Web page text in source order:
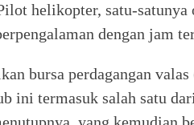
helikopter, satu-
dengan jam
bursa perdagangan
ini termasuk salah satu